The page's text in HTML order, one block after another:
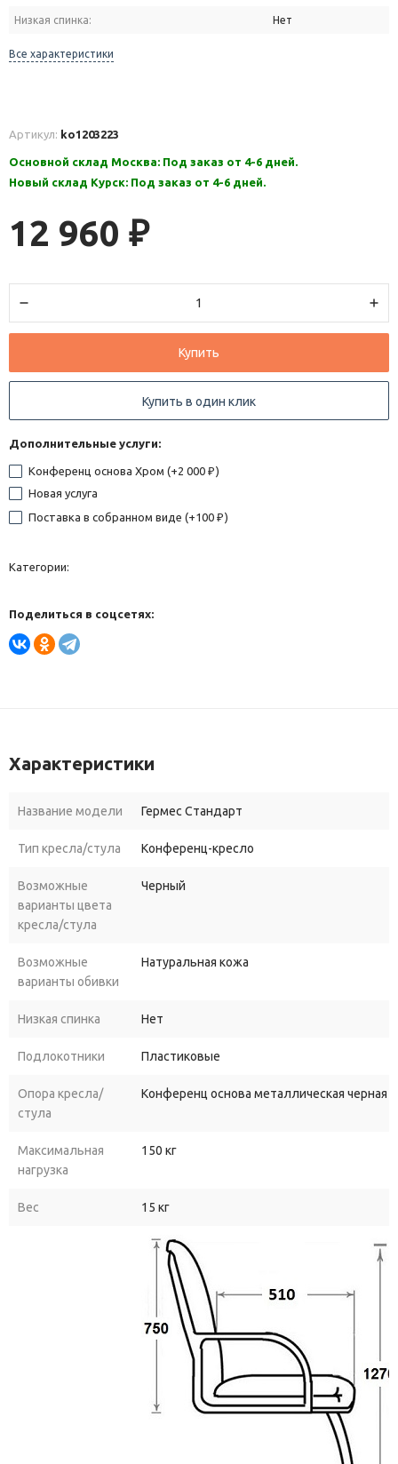
Низкая спинка: Нет
Все характеристики
Артикул: ko1203223
Основной склад Москва: Под заказ от 4-6 дней.
Новый склад Курск: Под заказ от 4-6 дней.
12 960 ₽
Купить
Купить в один клик
Дополнительные услуги:
Конференц основа Хром (+2 000 ₽ )
Новая услуга
Поставка в собранном виде (+100 ₽ )
Категории:
Поделиться в соцсетях:
Характеристики
Название модели Гермес Стандарт
Тип кресла/стула Конференц-кресло
Возможные
варианты цвета
кресла/стула
Черный
Возможные
варианты обивки
Натуральная кожа
Низкая спинка Нет
Подлокотники Пластиковые
Опора кресла/
стула
Конференц основа металлическая черная
Максимальная
нагрузка
150 кг
Вес 15 кг